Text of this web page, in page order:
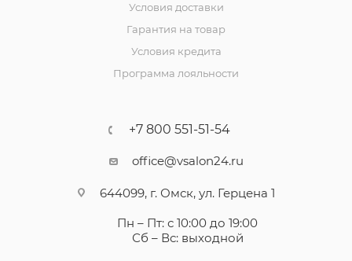
Условия доставки
Гарантия на товар
Условия кредита
Программа лояльности
+7 800 551-51-54
office@vsalon24.ru
644099, г. Омск, ул. Герцена 1
Пн – Пт: с 10:00 до 19:00
Сб – Вс: выходной